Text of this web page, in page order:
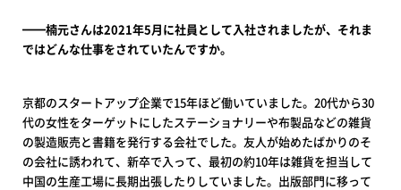
━━楠元さんは2021年5月に社員として入社されましたが、それま
ではどんな仕事をされていたんですか。
京都のスタートアップ企業で15年ほど働いていました。20代から30
代の女性をターゲットにしたステーショナリーや布製品などの雑貨
の製造販売と書籍を発行する会社でした。友人が始めたばかりのそ
の会社に誘われて、新卒で入って、最初の約10年は雑貨を担当して
中国の生産工場に長期出張したりしていました。出版部門に移って